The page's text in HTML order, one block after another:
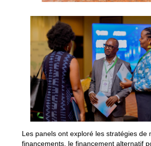
Les panels ont exploré les stratégies de
financements, le financement alternatif